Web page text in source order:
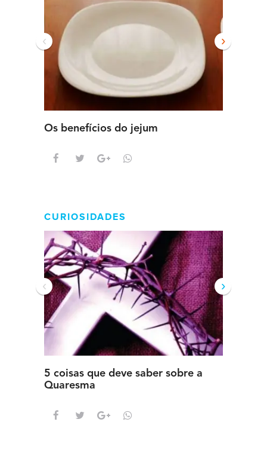
Os benefícios do jejum
‹ ›
CURIOSIDADES
5 coisas que deve saber sobre a
Quaresma
‹ ›